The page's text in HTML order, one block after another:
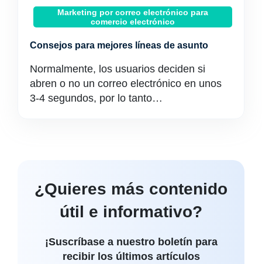
Marketing por correo electrónico para
comercio electrónico
Consejos para mejores líneas de asunto
Normalmente, los usuarios deciden si
abren o no un correo electrónico en unos
3-4 segundos, por lo tanto…
¿Quieres más contenido
útil e informativo?
¡Suscríbase a nuestro boletín para
recibir los últimos artículos